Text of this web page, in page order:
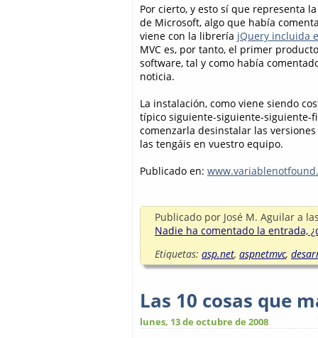
Por cierto, y esto sí que representa
de Microsoft, algo que había
viene con la librería jQuery incluida
MVC es, por tanto, el primer
software, tal y como había
noticia.
La instalación, como viene siendo
típico siguiente-siguiente-siguiente-
comenzarla desinstalar las
las tengáis en vuestro equipo.
Publicado en:
Publicado por José M. Aguilar a
Nadie ha comentado la entrada,
Etiquetas: asp.net, aspnetmvc,
Las 10 cosas que
lunes, 13 de octubre de 2008